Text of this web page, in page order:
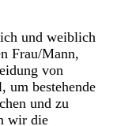
und weiblich
Frau/Mann,
von
um bestehende
und zu
wir die